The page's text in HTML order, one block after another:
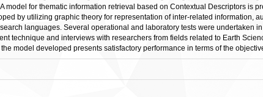
for thematic information retrieval based on Contextual Descriptors is
by utilizing graphic theory for representation of inter-related information,
languages. Several operational and laboratory tests were undertaken
technique and interviews with researchers from fields related to Earth
model developed presents satisfactory performance in terms of the